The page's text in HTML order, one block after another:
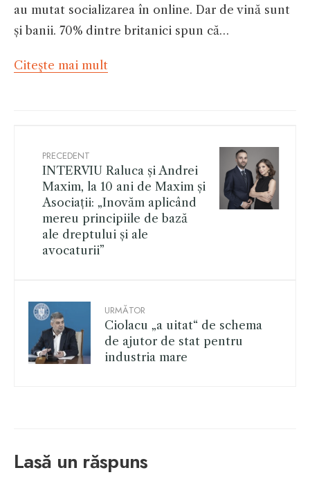
au mutat socializarea în online. Dar de vină sunt
și banii. 70% dintre britanici spun că…
Citeşte mai mult
PRECEDENT
INTERVIU Raluca și Andrei
Maxim, la 10 ani de Maxim și
Asociații: „Inovăm aplicând
mereu principiile de bază
ale dreptului și ale
avocaturii”
URMĂTOR
Ciolacu „a uitat“ de schema
de ajutor de stat pentru
industria mare
Lasă un răspuns